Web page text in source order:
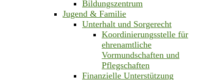
Bildungszentrum
Jugend & Familie
Unterhalt und Sorgerecht
Koordinierungsstelle für
ehrenamtliche
Vormundschaften und
Pflegschaften
Finanzielle Unterstützung